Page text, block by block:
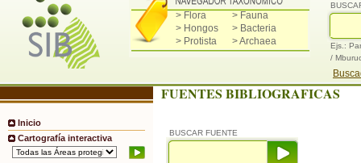
> Flora
> Fauna
> Hongos
> Bacteria
> Protista
> Archaea
Ejs.:
/
Inicio
Cartografía interactiva
FUENTES BIBLIOGRAFICAS
BUSCAR FUENTE